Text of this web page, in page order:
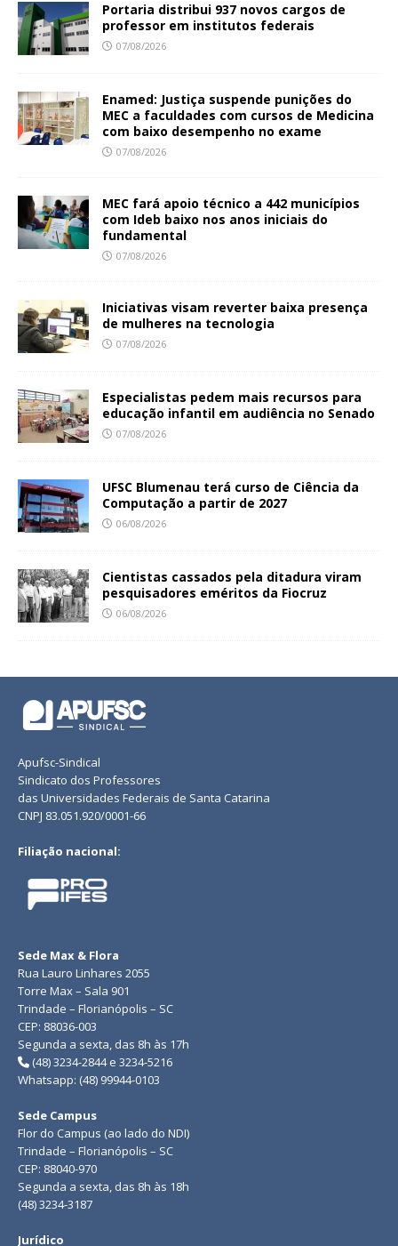
Portaria distribui 937 novos cargos de
professor em institutos federais
07/08/2026
Enamed: Justiça suspende punições do
MEC a faculdades com cursos de Medicina
com baixo desempenho no exame
07/08/2026
MEC fará apoio técnico a 442 municípios
com Ideb baixo nos anos iniciais do
fundamental
07/08/2026
Iniciativas visam reverter baixa presença
de mulheres na tecnologia
07/08/2026
Especialistas pedem mais recursos para
educação infantil em audiência no Senado
07/08/2026
UFSC Blumenau terá curso de Ciência da
Computação a partir de 2027
06/08/2026
Cientistas cassados pela ditadura viram
pesquisadores eméritos da Fiocruz
06/08/2026
Apufsc-Sindical
Sindicato dos Professores
das Universidades Federais de Santa Catarina
CNPJ 83.051.920/0001-66
Filiação nacional:
Sede Max & Flora
Rua Lauro Linhares 2055
Torre Max – Sala 901
Trindade – Florianópolis – SC
CEP: 88036-003
Segunda a sexta, das 8h às 17h
(48) 3234-2844 e 3234-5216
Whatsapp: (48) 99944-0103
Sede Campus
Flor do Campus (ao lado do NDI)
Trindade – Florianópolis – SC
CEP: 88040-970
Segunda a sexta, das 8h às 18h
(48) 3234-3187
Jurídico